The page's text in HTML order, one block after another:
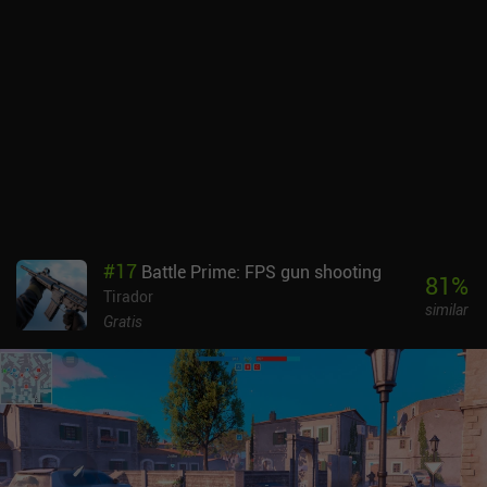
#17 Battle Prime: FPS gun shooting
Tirador
Gratis
81%
similar